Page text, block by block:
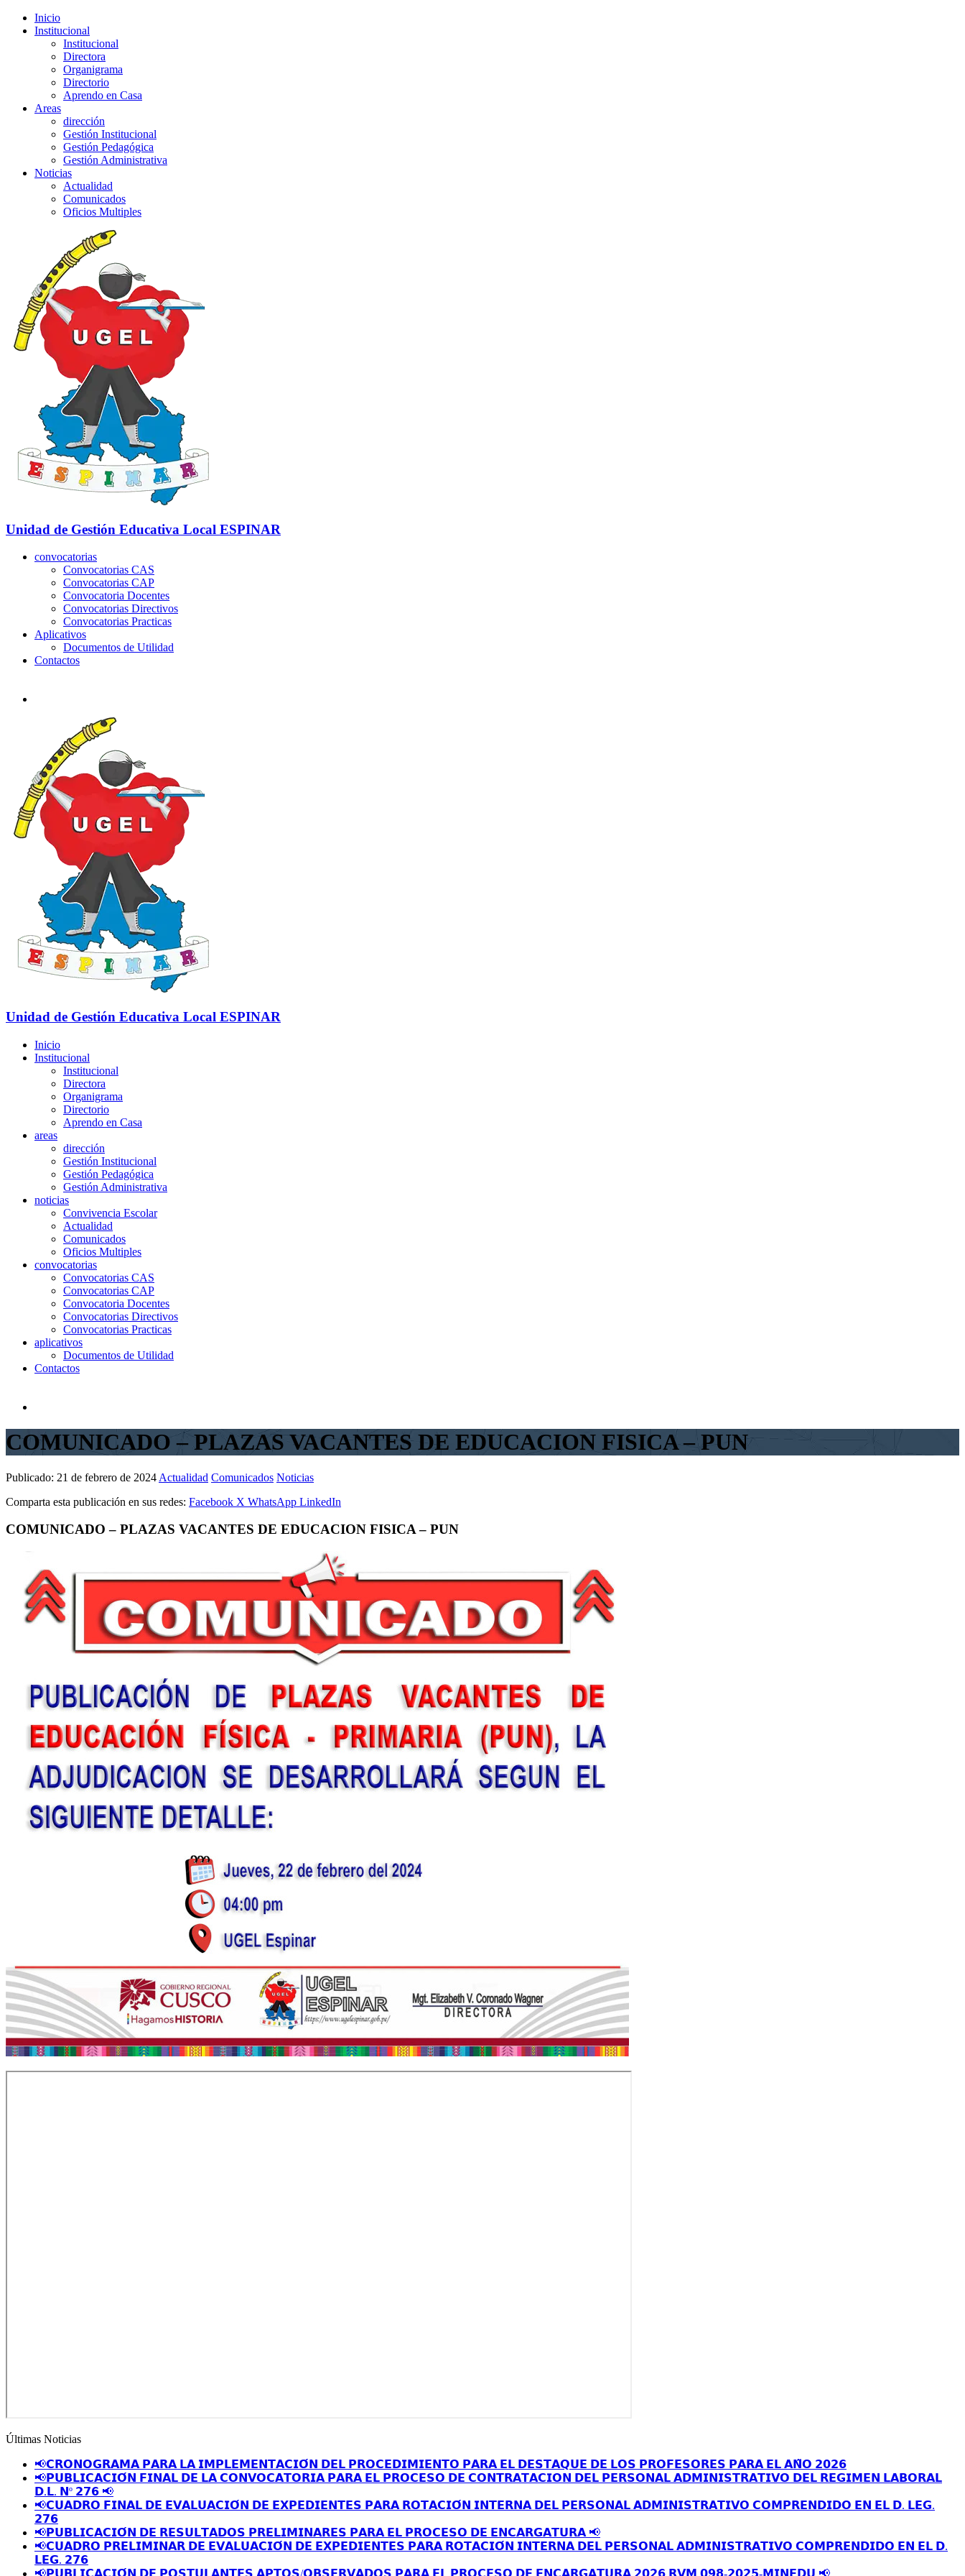
Inicio
Institucional
Institucional
Directora
Organigrama
Directorio
Aprendo en Casa
Areas
dirección
Gestión Institucional
Gestión Pedagógica
Gestión Administrativa
Noticias
Actualidad
Comunicados
Oficios Multiples
Unidad de Gestión Educativa Local ESPINAR
convocatorias
Convocatorias CAS
Convocatorias CAP
Convocatoria Docentes
Convocatorias Directivos
Convocatorias Practicas
Aplicativos
Documentos de Utilidad
Contactos
Unidad de Gestión Educativa Local ESPINAR
Inicio
Institucional
Institucional
Directora
Organigrama
Directorio
Aprendo en Casa
areas
dirección
Gestión Institucional
Gestión Pedagógica
Gestión Administrativa
noticias
Convivencia Escolar
Actualidad
Comunicados
Oficios Multiples
convocatorias
Convocatorias CAS
Convocatorias CAP
Convocatoria Docentes
Convocatorias Directivos
Convocatorias Practicas
aplicativos
Documentos de Utilidad
Contactos
COMUNICADO – PLAZAS VACANTES DE EDUCACION FISICA – PUN
Publicado: 21 de febrero de 2024 Actualidad Comunicados Noticias
Comparta esta publicación en sus redes: Facebook X WhatsApp LinkedIn
COMUNICADO – PLAZAS VACANTES DE EDUCACION FISICA – PUN
Últimas Noticias
📢𝗖𝗥𝗢𝗡𝗢𝗚𝗥𝗔𝗠𝗔 𝗣𝗔𝗥𝗔 𝗟𝗔 𝗜𝗠𝗣𝗟𝗘𝗠𝗘𝗡𝗧𝗔𝗖𝗜𝗢́𝗡 𝗗𝗘𝗟 𝗣𝗥𝗢𝗖𝗘𝗗𝗜𝗠𝗜𝗘𝗡𝗧𝗢 𝗣𝗔𝗥𝗔 𝗘𝗟 𝗗𝗘𝗦𝗧𝗔𝗤𝗨𝗘 𝗗𝗘 𝗟𝗢𝗦 𝗣𝗥𝗢𝗙𝗘𝗦𝗢𝗥𝗘𝗦 𝗣𝗔𝗥𝗔 𝗘𝗟 𝗔𝗡̃𝗢 𝟮𝟬𝟮𝟲
📢𝗣𝗨𝗕𝗟𝗜𝗖𝗔𝗖𝗜𝗢́𝗡 𝗙𝗜𝗡𝗔𝗟 𝗗𝗘 𝗟𝗔 𝗖𝗢𝗡𝗩𝗢𝗖𝗔𝗧𝗢𝗥𝗜𝗔 𝗣𝗔𝗥𝗔 𝗘𝗟 𝗣𝗥𝗢𝗖𝗘𝗦𝗢 𝗗𝗘 𝗖𝗢𝗡𝗧𝗥𝗔𝗧𝗔𝗖𝗜𝗢𝗡 𝗗𝗘𝗟 𝗣𝗘𝗥𝗦𝗢𝗡𝗔𝗟 𝗔𝗗𝗠𝗜𝗡𝗜𝗦𝗧𝗥𝗔𝗧𝗜𝗩𝗢 𝗗𝗘𝗟 𝗥𝗘𝗚𝗜𝗠𝗘𝗡 𝗟𝗔𝗕𝗢𝗥𝗔𝗟
𝗗.𝗟. 𝗡º 𝟮𝟳𝟲 📢
📢𝗖𝗨𝗔𝗗𝗥𝗢 𝗙𝗜𝗡𝗔𝗟 𝗗𝗘 𝗘𝗩𝗔𝗟𝗨𝗔𝗖𝗜𝗢́𝗡 𝗗𝗘 𝗘𝗫𝗣𝗘𝗗𝗜𝗘𝗡𝗧𝗘𝗦 𝗣𝗔𝗥𝗔 𝗥𝗢𝗧𝗔𝗖𝗜𝗢́𝗡 𝗜𝗡𝗧𝗘𝗥𝗡𝗔 𝗗𝗘𝗟 𝗣𝗘𝗥𝗦𝗢𝗡𝗔𝗟 𝗔𝗗𝗠𝗜𝗡𝗜𝗦𝗧𝗥𝗔𝗧𝗜𝗩𝗢 𝗖𝗢𝗠𝗣𝗥𝗘𝗡𝗗𝗜𝗗𝗢 𝗘𝗡 𝗘𝗟 𝗗. 𝗟𝗘𝗚.
𝟮𝟳𝟲
📢𝗣𝗨𝗕𝗟𝗜𝗖𝗔𝗖𝗜𝗢́𝗡 𝗗𝗘 𝗥𝗘𝗦𝗨𝗟𝗧𝗔𝗗𝗢𝗦 𝗣𝗥𝗘𝗟𝗜𝗠𝗜𝗡𝗔𝗥𝗘𝗦 𝗣𝗔𝗥𝗔 𝗘𝗟 𝗣𝗥𝗢𝗖𝗘𝗦𝗢 𝗗𝗘 𝗘𝗡𝗖𝗔𝗥𝗚𝗔𝗧𝗨𝗥𝗔 📢
📢𝗖𝗨𝗔𝗗𝗥𝗢 𝗣𝗥𝗘𝗟𝗜𝗠𝗜𝗡𝗔𝗥 𝗗𝗘 𝗘𝗩𝗔𝗟𝗨𝗔𝗖𝗜𝗢́𝗡 𝗗𝗘 𝗘𝗫𝗣𝗘𝗗𝗜𝗘𝗡𝗧𝗘𝗦 𝗣𝗔𝗥𝗔 𝗥𝗢𝗧𝗔𝗖𝗜𝗢́𝗡 𝗜𝗡𝗧𝗘𝗥𝗡𝗔 𝗗𝗘𝗟 𝗣𝗘𝗥𝗦𝗢𝗡𝗔𝗟 𝗔𝗗𝗠𝗜𝗡𝗜𝗦𝗧𝗥𝗔𝗧𝗜𝗩𝗢 𝗖𝗢𝗠𝗣𝗥𝗘𝗡𝗗𝗜𝗗𝗢 𝗘𝗡 𝗘𝗟 𝗗.
𝗟𝗘𝗚. 𝟮𝟳𝟲